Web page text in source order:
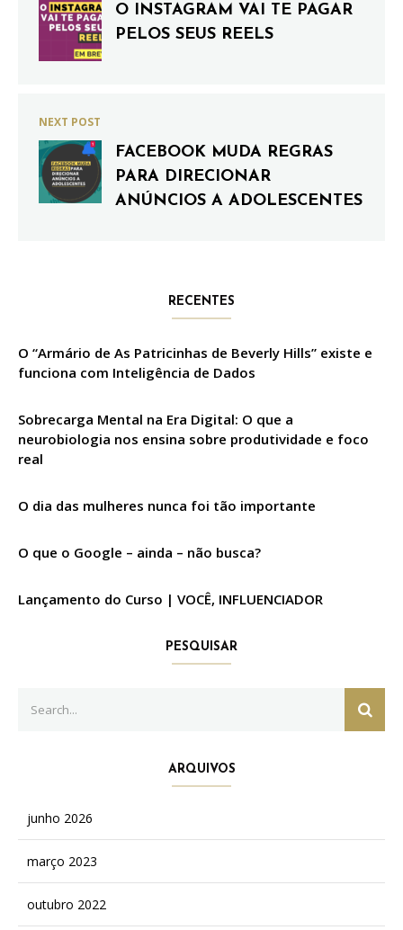
O INSTAGRAM VAI TE PAGAR
PELOS SEUS REELS
NEXT POST
FACEBOOK MUDA REGRAS
PARA DIRECIONAR
ANÚNCIOS A ADOLESCENTES
RECENTES
O “Armário de As Patricinhas de Beverly Hills” existe e
funciona com Inteligência de Dados
Sobrecarga Mental na Era Digital: O que a
neurobiologia nos ensina sobre produtividade e foco
real
O dia das mulheres nunca foi tão importante
O que o Google – ainda – não busca?
Lançamento do Curso | VOCÊ, INFLUENCIADOR
PESQUISAR
for:
ARQUIVOS
junho 2026
março 2023
outubro 2022